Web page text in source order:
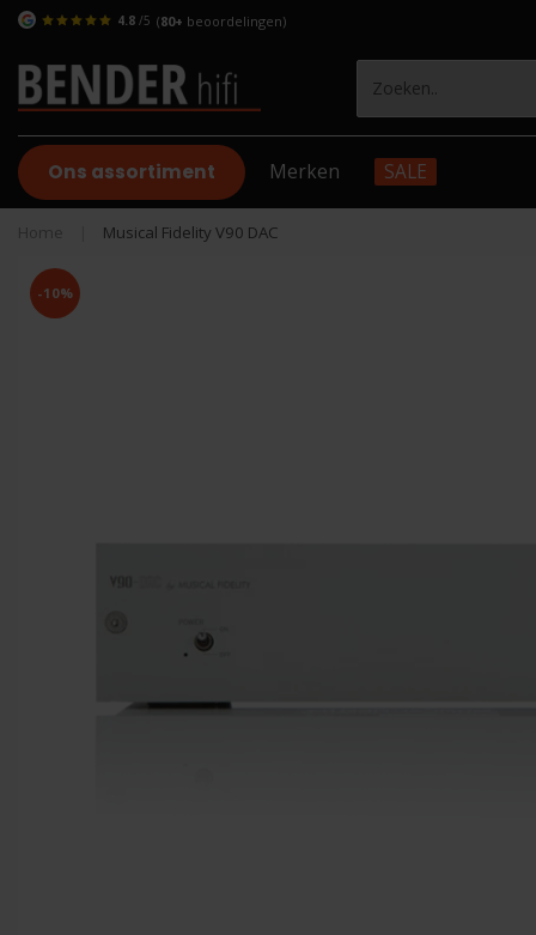
4.8 /5 (80+ beoordelingen)
Ons assortiment Merken SALE
Home Musical Fidelity V90 DAC
-10%